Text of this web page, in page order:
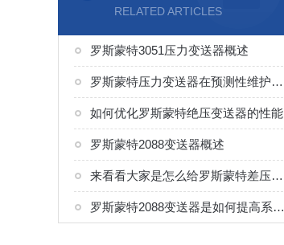
RELATED ARTICLES
罗斯蒙特3051压力变送器概述
罗斯蒙特压力变送器在预测性维护中的应用
如何优化罗斯蒙特绝压变送器的性能
罗斯蒙特2088变送器概述
来看看大家是怎么给罗斯蒙特差压变送器进行维护的
罗斯蒙特2088变送器是如何提高系统传感器性能的？